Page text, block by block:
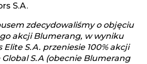
S.A.
zdecydowaliśmy o objęciu
akcji Blumerang, w wyniku
S.A. przeniesie 100% akcji
S.A (obecnie Blumerang